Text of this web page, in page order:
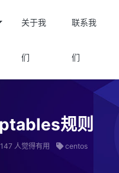
关于我
们
联系我
们
规则
147 人觉得有用 centos